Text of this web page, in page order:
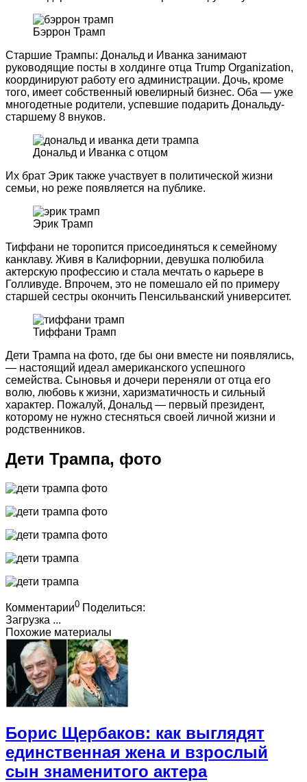
Бэррон Трамп
Старшие Трампы: Дональд и Иванка занимают
руководящие посты в холдинге отца Trump Organization,
координируют работу его администрации. Дочь, кроме
того, имеет собственный ювелирный бизнес. Оба — уже
многодетные родители, успевшие подарить Дональду-
старшему 8 внуков.
Дональд и Иванка с отцом
Их брат Эрик также участвует в политической жизни
семьи, но реже появляется на публике.
Эрик Трамп
Тиффани не торопится присоединяться к семейному
канклаву. Живя в Калифорнии, девушка полюбила
актерскую профессию и стала мечтать о карьере в
Голливуде. Впрочем, это не помешало ей по примеру
старшей сестры окончить Пенсильванский университет.
Тиффани Трамп
Дети Трампа на фото, где бы они вместе ни появлялись,
— настоящий идеал американского успешного
семейства. Сыновья и дочери переняли от отца его
волю, любовь к жизни, харизматичность и сильный
характер. Пожалуй, Дональд — первый президент,
которому не нужно стесняться своей личной жизни и
родственников.
Дети Трампа, фото
Комментарии0 Поделиться:
Загрузка ...
Похожие материалы
Борис Щербаков: как выглядят
единственная жена и взрослый
сын знаменитого актера